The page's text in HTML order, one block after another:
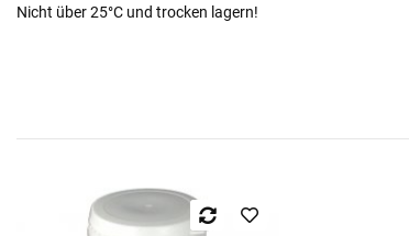
Nicht über 25°C und trocken lagern!